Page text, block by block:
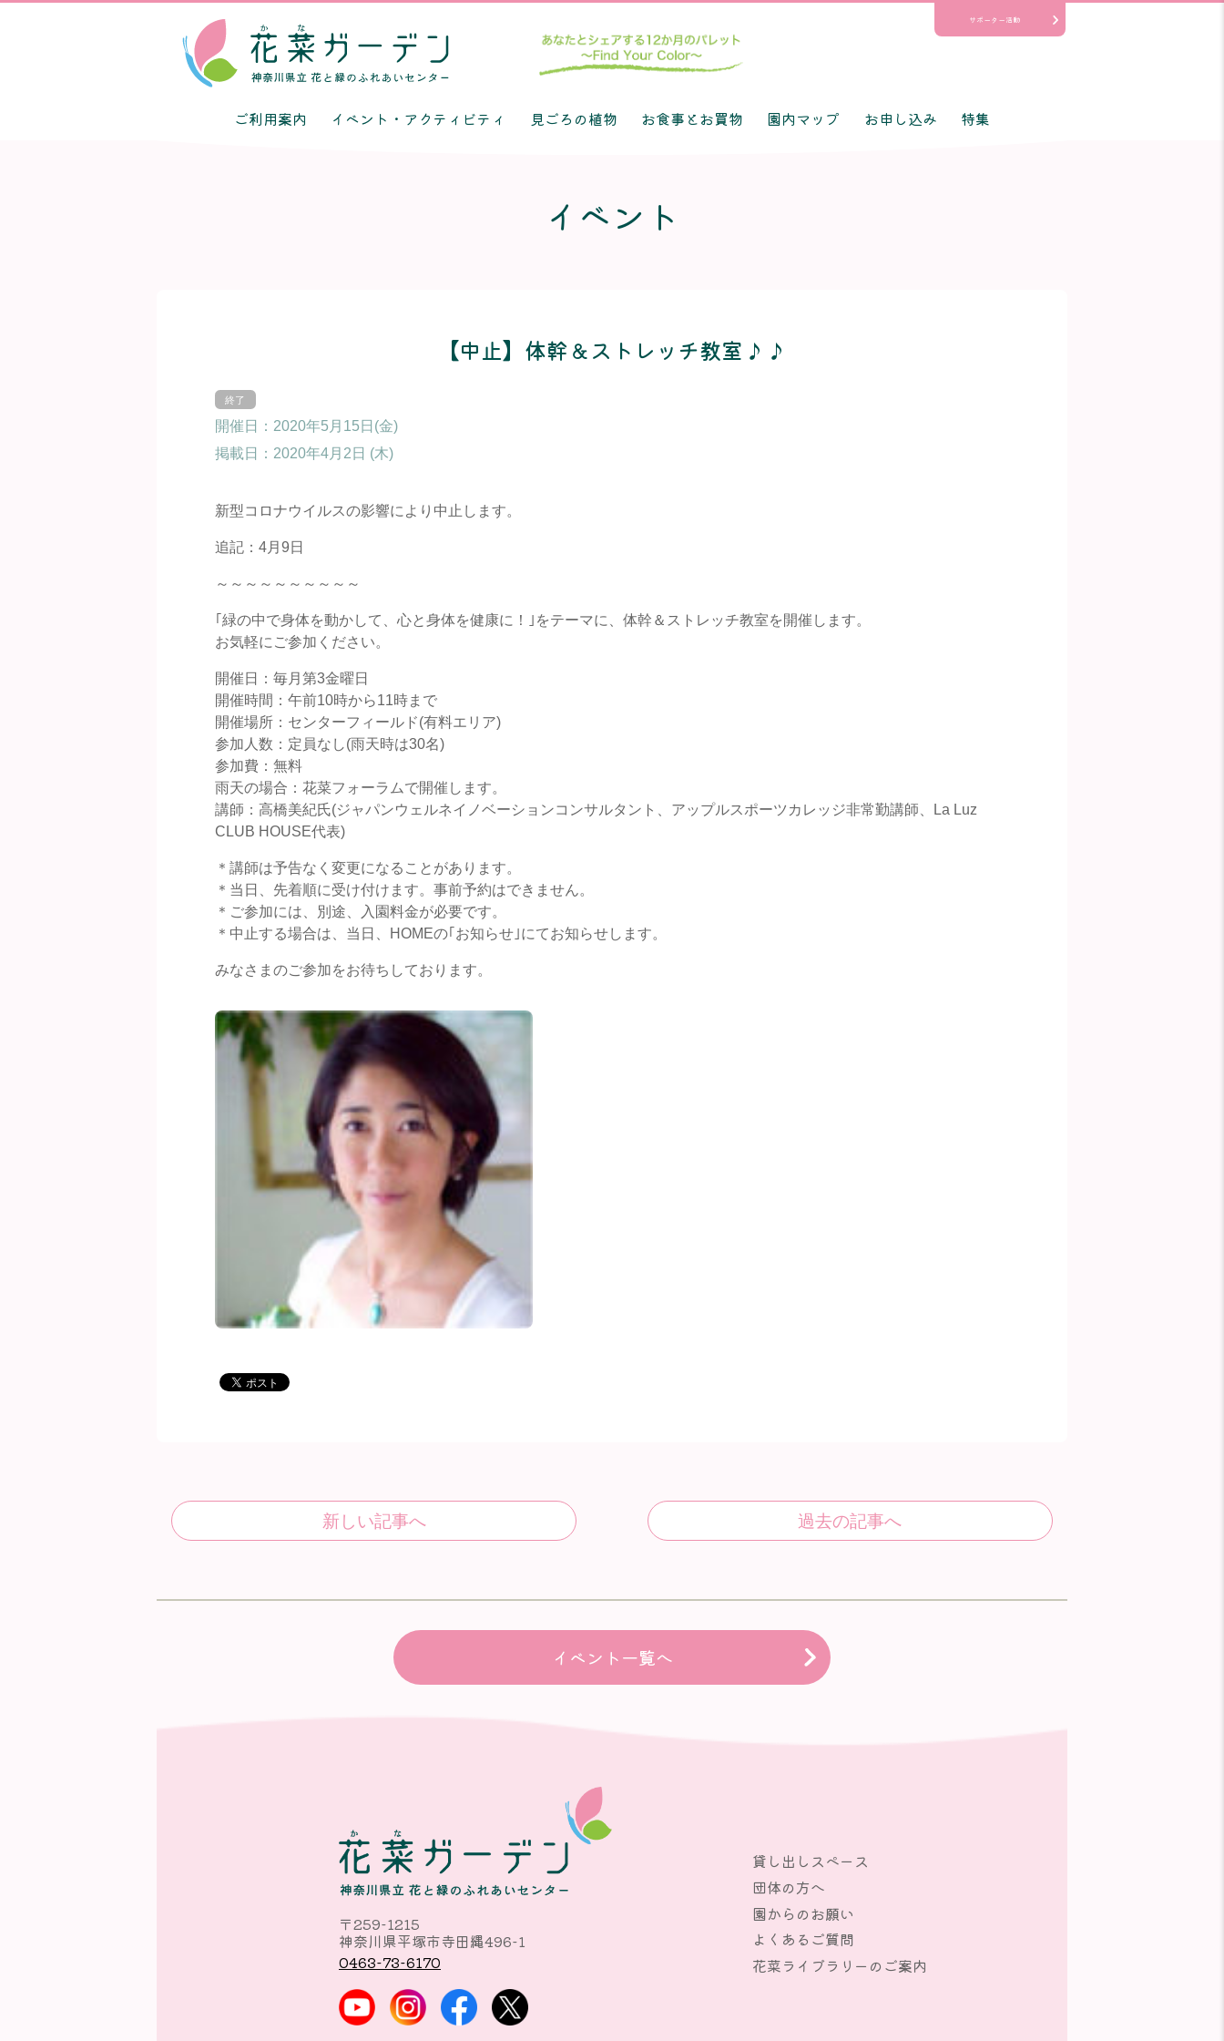
サポーター活動
ご利用案内 イベント・アクティビティ 見ごろの植物 お食事とお買物 園内マップ お申し込み 特集
イベント
【中止】体幹＆ストレッチ教室♪♪
開催日：2020年5月15日(金)
掲載日： 2020年4月2日 (木)
新型コロナウイルスの影響により中止します。
追記：4月9日
～～～～～～～～～～
｢緑の中で身体を動かして、心と身体を健康に！｣をテーマに、体幹＆ストレッチ教室を開催します。
お気軽にご参加ください。
開催日：毎月第3金曜日
開催時間：午前10時から11時まで
開催場所：センターフィールド(有料エリア)
参加人数：定員なし(雨天時は30名)
参加費：無料
雨天の場合：花菜フォーラムで開催します。
講師：高橋美紀氏(ジャパンウェルネイノベーションコンサルタント、アップルスポーツカレッジ非常勤講師、La Luz
CLUB HOUSE代表)
＊講師は予告なく変更になることがあります。
＊当日、先着順に受け付けます。事前予約はできません。
＊ご参加には、別途、入園料金が必要です。
＊中止する場合は、当日、HOMEの｢お知らせ｣にてお知らせします。
みなさまのご参加をお待ちしております。
イベント一覧へ
〒259-1215
神奈川県平塚市寺田縄496-1
0463-73-6170
貸し出しスペース
団体の方へ
園からのお願い
よくあるご質問
花菜ライブラリーのご案内